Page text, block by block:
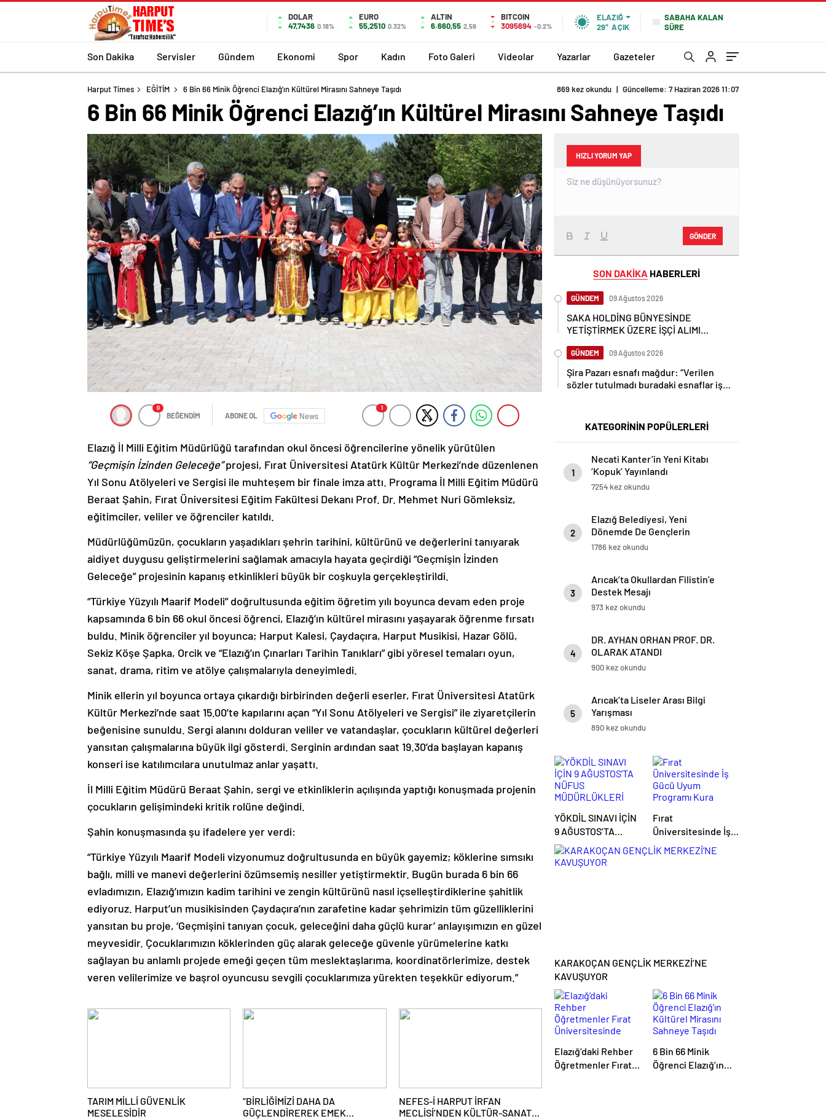
DOLAR
47,7436 0.18%
EURO
55,2510 0.32%
ALTIN
6.660,55 2,59
BITCOIN
3095694 -0.2%
ELAZIĞ
29° AÇIK
SABAHA KALAN
SÜRE
Son Dakika Servisler Gündem Ekonomi Spor Kadın Foto Galeri Videolar Yazarlar Gazeteler
Harput Times EĞİTİM 6 Bin 66 Minik Öğrenci Elazığ’ın Kültürel Mirasını Sahneye Taşıdı 869 kez okundu | Güncelleme: 7 Haziran 2026 11:07
6 Bin 66 Minik Öğrenci Elazığ’ın Kültürel Mirasını Sahneye Taşıdı
0
BEĞENDİM ABONE OL News
1
Elazığ İl Milli Eğitim Müdürlüğü tarafından okul öncesi öğrencilerine yönelik yürütülen
“Geçmişin İzinden Geleceğe”projesi, Fırat Üniversitesi Atatürk Kültür Merkezi’nde düzenlenen
Yıl Sonu Atölyeleri ve Sergisi ile muhteşem bir finale imza attı. Programa İl Milli Eğitim Müdürü
Beraat Şahin, Fırat Üniversitesi Eğitim Fakültesi Dekanı Prof. Dr. Mehmet Nuri Gömleksiz,
eğitimciler, veliler ve öğrenciler katıldı.
Müdürlüğümüzün, çocukların yaşadıkları şehrin tarihini, kültürünü ve değerlerini tanıyarak
aidiyet duygusu geliştirmelerini sağlamak amacıyla hayata geçirdiği “Geçmişin İzinden
Geleceğe” projesinin kapanış etkinlikleri büyük bir coşkuyla gerçekleştirildi.
“Türkiye Yüzyılı Maarif Modeli” doğrultusunda eğitim öğretim yılı boyunca devam eden proje
kapsamında 6 bin 66 okul öncesi öğrenci, Elazığ’ın kültürel mirasını yaşayarak öğrenme fırsatı
buldu. Minik öğrenciler yıl boyunca; Harput Kalesi, Çaydaçıra, Harput Musikisi, Hazar Gölü,
Sekiz Köşe Şapka, Orcik ve “Elazığ’ın Çınarları Tarihin Tanıkları” gibi yöresel temaları oyun,
sanat, drama, ritim ve atölye çalışmalarıyla deneyimledi.
Minik ellerin yıl boyunca ortaya çıkardığı birbirinden değerli eserler, Fırat Üniversitesi Atatürk
Kültür Merkezi’nde saat 15.00’te kapılarını açan “Yıl Sonu Atölyeleri ve Sergisi” ile ziyaretçilerin
beğenisine sunuldu. Sergi alanını dolduran veliler ve vatandaşlar, çocukların kültürel değerleri
yansıtan çalışmalarına büyük ilgi gösterdi. Serginin ardından saat 19.30’da başlayan kapanış
konseri ise katılımcılara unutulmaz anlar yaşattı.
İl Milli Eğitim Müdürü Beraat Şahin, sergi ve etkinliklerin açılışında yaptığı konuşmada projenin
çocukların gelişimindeki kritik rolüne değindi.
Şahin konuşmasında şu ifadelere yer verdi:
“Türkiye Yüzyılı Maarif Modeli vizyonumuz doğrultusunda en büyük gayemiz; köklerine sımsıkı
bağlı, milli ve manevi değerlerini özümsemiş nesiller yetiştirmektir. Bugün burada 6 bin 66
evladımızın, Elazığ’ımızın kadim tarihini ve zengin kültürünü nasıl içselleştirdiklerine şahitlik
ediyoruz. Harput’un musikisinden Çaydaçıra’nın zarafetine kadar şehrimizin tüm güzelliklerini
yansıtan bu proje, ‘Geçmişini tanıyan çocuk, geleceğini daha güçlü kurar’ anlayışımızın en güzel
meyvesidir. Çocuklarımızın köklerinden güç alarak geleceğe güvenle yürümelerine katkı
sağlayan bu anlamlı projede emeği geçen tüm meslektaşlarıma, koordinatörlerimize, destek
veren velilerimize ve başrol oyuncusu sevgili çocuklarımıza yürekten teşekkür ediyorum.”
TARIM MİLLİ GÜVENLİK
MESELESİDİR
“BİRLİĞİMİZİ DAHA DA
GÜÇLENDİREREK EMEK
NEFES-İ HARPUT İRFAN
MECLİSİ’NDEN KÜLTÜR-SANAT
HIZLI YORUM YAP
GÖNDER
SON DAKİKA HABERLERİ
GÜNDEM 09 Ağustos 2026
SAKA HOLDİNG BÜNYESİNDE
YETİŞTİRMEK ÜZERE İŞÇİ ALIMI
GÜNDEM 09 Ağustos 2026
Şira Pazarı esnafı mağdur: “Verilen
sözler tutulmadı buradaki esnaflar iş
KATEGORİNİN POPÜLERLERİ
1
Necati Kanter’in Yeni Kitabı
‘Kopuk’ Yayınlandı
7254 kez okundu
2
Elazığ Belediyesi, Yeni
Dönemde De Gençlerin
Eğitimine Destek Sağlayacak
1786 kez okundu
3
Arıcak’ta Okullardan Filistin’e
Destek Mesajı
973 kez okundu
4
DR. AYHAN ORHAN PROF. DR.
OLARAK ATANDI
900 kez okundu
5
Arıcak’ta Liseler Arası Bilgi
Yarışması
890 kez okundu
YÖKDİL SINAVI İÇİN
9 AĞUSTOS’TA
NÜFUS
MÜDÜRLÜKLERİ
AÇIK OLACAK
Fırat
Üniversitesinde İş
Gücü Uyum
Programı Kura
KARAKOÇAN GENÇLİK MERKEZİ’NE
KAVUŞUYOR
Elazığ’daki Rehber
Öğretmenler Fırat
6 Bin 66 Minik
Öğrenci Elazığ’ın